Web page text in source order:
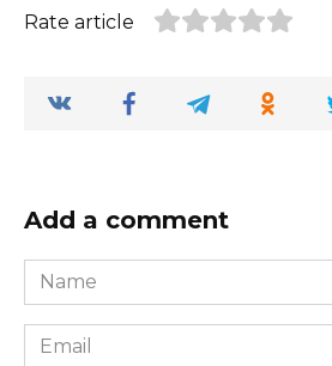
Rate article
Add a comment
Name
*
Email